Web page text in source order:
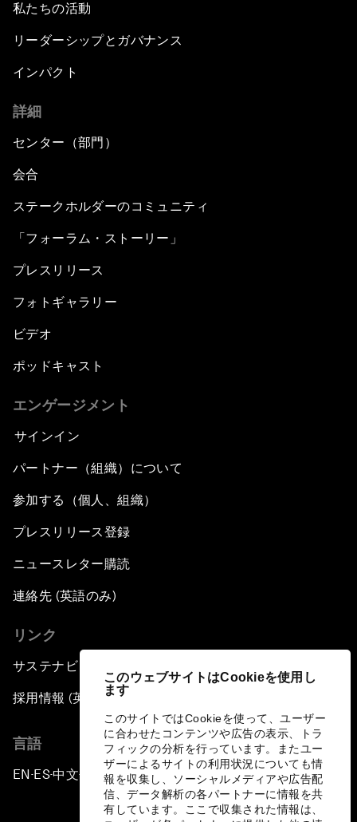
このウェブサイトはCookieを使用し
ます
このサイトではCookieを使って、ユーザー
に合わせたコンテンツや広告の表示、トラ
フィックの分析を行っています。またユー
ザーによるサイトの利用状況についても情
報を収集し、ソーシャルメディアや広告配
信、データ解析の各パートナーに情報を共
有しています。ここで収集された情報は、
私たちの活動
リーダーシップとガバナンス
インパクト
詳細
センター（部門）
会合
ステークホルダーのコミュニティ
「フォーラム・ストーリー」
プレスリリース
フォトギャラリー
ビデオ
ポッドキャスト
エンゲージメント
サインイン
パートナー（組織）について
参加する（個人、組織）
プレスリリース登録
ニュースレター購読
連絡先 (英語のみ)
リンク
サステナビリティへの取り組み
採用情報 (英語のみ)
言語
EN ▪ ES▪中文▪ 日本語